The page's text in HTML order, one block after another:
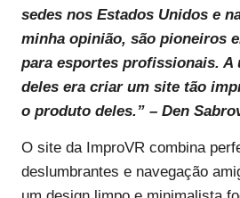
sedes nos Estados Unidos e
minha opinião, são pioneiros
para esportes profissionais. A
deles era criar um site tão
o produto deles.” – Den
O site da ImproVR combina
deslumbrantes e navegação